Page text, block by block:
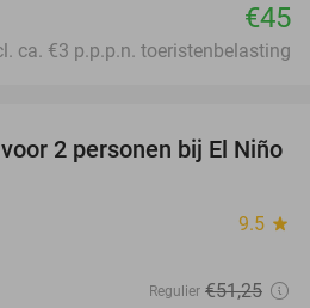
€45
ca. €3 p.p.p.n. toeristenbelasting
51%
2 personen bij El Niño
9.5 star
Regulier €51,25